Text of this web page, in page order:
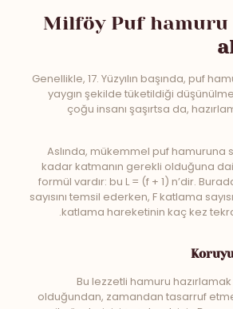
Milföy Puf hamuru
Genellikle, 17. Yüzyılın başında, puf
yaygın şekilde tüketildiği
çoğu insanı şaşırtsa da,
Aslında, mükemmel puf hamuruna
kadar katmanın gerekli olduğuna
formül vardır: bu L = (f + 1) n’dir.
sayısını temsil ederken, F katlama
katlama hareketinin kaç kez
Bu lezzetli hamuru
olduğundan, zamandan tasarruf